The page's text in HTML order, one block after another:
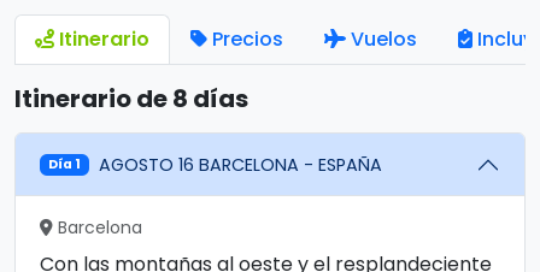
Itinerario Precios Vuelos
Itinerario de 8 días
Día 1 AGOSTO 16 BARCELONA - ESPAÑA
Barcelona
Con las montañas al oeste y el resplandeciente